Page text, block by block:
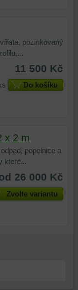
pozinkovaný
11 500 Kč
Do košíku
x 2 m
popelnice a
které...
26 000 Kč
Zvolte variantu